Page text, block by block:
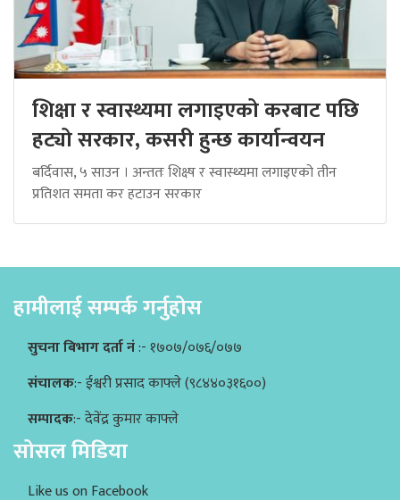
शिक्षा र स्वास्थ्यमा लगाइएको करबाट पछि
हट्यो सरकार, कसरी हुन्छ कार्यान्वयन
बर्दिवास, ५ साउन । अन्ततः शिक्ष्ष र स्वास्थ्यमा लगाइएको तीन
प्रतिशत समता कर हटाउन सरकार
हामीलाई सम्पर्क गर्नुहोस
सुचना बिभाग दर्ता नं:- १७०७/०७६/०७७
संचालक:- ईश्वरी प्रसाद काफ्ले (९८४४०३१६००)
सम्पादक:- देवेंद्र कुमार काफ्ले
सोसल मिडिया
Like us on Facebook